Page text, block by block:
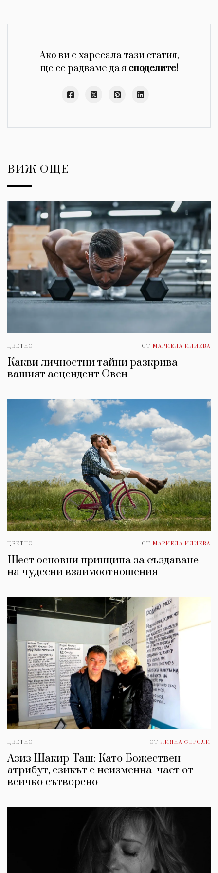
Ако ви е харесала тази статия,
ще се радваме да я споделите!
ВИЖ ОЩЕ
ЦВЕТНО ОТ МАРИЕЛА ИЛИЕВА
Какви личностни тайни разкрива
вашият асцендент Овен
ЦВЕТНО ОТ МАРИЕЛА ИЛИЕВА
Шест основни принципа за създаване
на чудесни взаимоотношения
ЦВЕТНО ОТ ЛИЯНА ФЕРОЛИ
Азиз Шакир-Таш: Като Божествен
атрибут, езикът е неизменна част от
всичко сътворено